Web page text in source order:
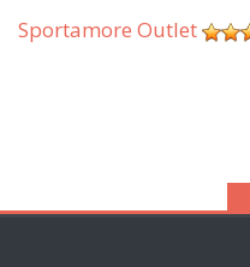
Sportamore Outlet